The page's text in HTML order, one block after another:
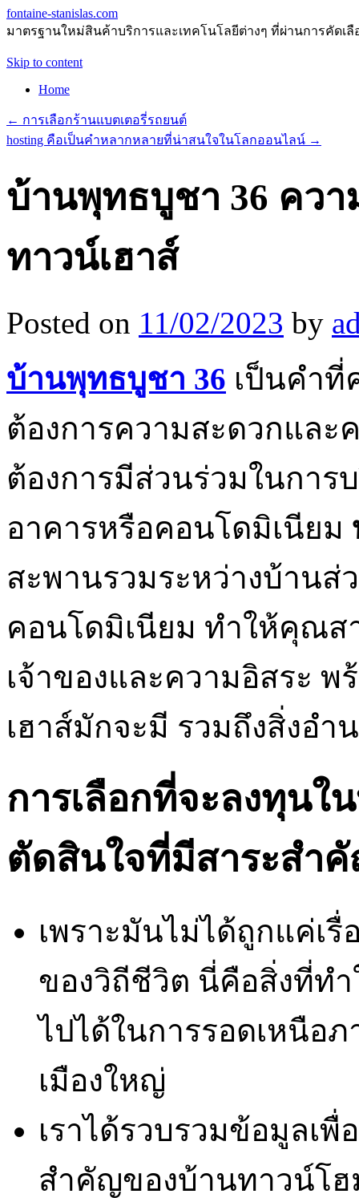
fontaine-stanislas.com
มาตรฐานใหม่สินค้าบริการและเทคโนโลยีต่างๆ ที่ผ่านการคัด
Skip to content
Home
← การเลือกร้านแบตเตอรี่รถยนต์
hosting คือเป็นคำหลากหลายที่น่าสนใจในโลกออนไลน์ →
บ้านพุทธบูชา 36 คว
ทาวน์เฮาส์
Posted on 11/02/2023 by
บ้านพุทธบูชา 36 เป็นคำ
ต้องการความสะดวกและ
ต้องการมีส่วนร่วมในการ
อาคารหรือคอนโดมิเนียม
สะพานรวมระหว่างบ้านส่
คอนโดมิเนียม ทำให้คุณส
เจ้าของและความอิสระ
เฮาส์มักจะมี รวมถึงสิ่งอ
การเลือกที่จะลงทุนใน
ตัดสินใจที่มีสาระสำ
เพราะมันไม่ได้ถูกแค่เรื่
ของวิถีชีวิต นี่คือสิ่งที่ทำ
ไปได้ในการรอดเหนือ
เมืองใหญ่
เราได้รวบรวมข้อมูลเ
สำคัญของบ้านทาวน์โฮ